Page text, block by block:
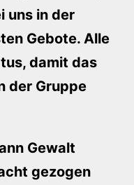
uns in der
Gebote. Alle
damit das
der Gruppe
Gewalt
gezogen